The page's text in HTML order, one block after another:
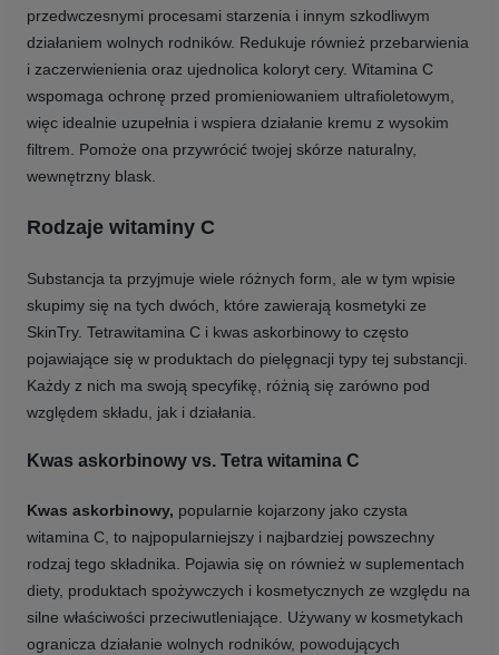
przedwczesnymi procesami starzenia i innym szkodliwym
działaniem wolnych rodników. Redukuje również przebarwienia
i zaczerwienienia oraz ujednolica koloryt cery. Witamina C
wspomaga ochronę przed promieniowaniem ultrafioletowym,
więc idealnie uzupełnia i wspiera działanie kremu z wysokim
filtrem. Pomoże ona przywrócić twojej skórze naturalny,
wewnętrzny blask.
Rodzaje witaminy C
Substancja ta przyjmuje wiele różnych form, ale w tym wpisie
skupimy się na tych dwóch, które zawierają kosmetyki ze
SkinTry. Tetrawitamina C i kwas askorbinowy to często
pojawiające się w produktach do pielęgnacji typy tej substancji.
Każdy z nich ma swoją specyfikę, różnią się zarówno pod
względem składu, jak i działania.
Kwas askorbinowy vs. Tetra witamina C
Kwas askorbinowy, popularnie kojarzony jako czysta
witamina C, to najpopularniejszy i najbardziej powszechny
rodzaj tego składnika. Pojawia się on również w suplementach
diety, produktach spożywczych i kosmetycznych ze względu na
silne właściwości przeciwutleniające. Używany w kosmetykach
ogranicza działanie wolnych rodników, powodujących